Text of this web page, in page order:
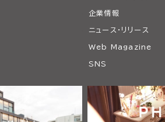
企業情報
ニュース・リリース
Web Magazine
SNS